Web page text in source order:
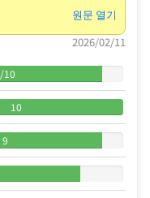
원문 열기
2026/02/11
/10
10
9